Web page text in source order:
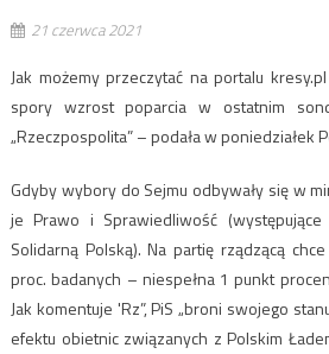
21 czerwca 2021
Jak możemy przeczytać na portalu
spory wzrost poparcia w ostatnim
„Rzeczpospolita” – podała w poniedziałek
Gdyby wybory do Sejmu odbywały się w
je Prawo i Sprawiedliwość
Solidarną Polską). Na partię rządzącą
proc. badanych – niespełna 1 punkt
Jak komentuje 'Rz”, PiS „broni swojego
efektu obietnic związanych z Polskim